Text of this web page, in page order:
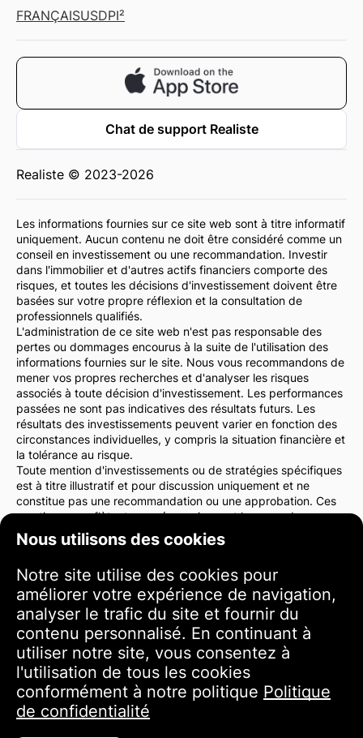
Nous utilisons des cookies
Notre site utilise des cookies pour
améliorer votre expérience de navigation,
analyser le trafic du site et fournir du
contenu personnalisé. En continuant à
utiliser notre site, vous consentez à
l'utilisation de tous les cookies
conformément à notre politique Politique
de confidentialité
FRANÇAISUSDPI²
Chat de support Realiste
Realiste © 2023-2026
Les informations fournies sur ce site web sont à titre informatif
uniquement. Aucun contenu ne doit être considéré comme un
conseil en investissement ou une recommandation. Investir
dans l'immobilier et d'autres actifs financiers comporte des
risques, et toutes les décisions d'investissement doivent être
basées sur votre propre réflexion et la consultation de
professionnels qualifiés.
L'administration de ce site web n'est pas responsable des
pertes ou dommages encourus à la suite de l'utilisation des
informations fournies sur le site. Nous vous recommandons de
mener vos propres recherches et d'analyser les risques
associés à toute décision d'investissement. Les performances
passées ne sont pas indicatives des résultats futurs. Les
résultats des investissements peuvent varier en fonction des
circonstances individuelles, y compris la situation financière et
la tolérance au risque.
Toute mention d'investissements ou de stratégies spécifiques
est à titre illustratif et pour discussion uniquement et ne
constitue pas une recommandation ou une approbation. Ces
mentions ne reflètent pas nécessairement les vues de
l'administration du site web.
Nous vous conseillons vivement de consulter un conseiller
d'investissement. Vous êtes seul responsable de vos actions
d'investissement et des risques qui y sont associés.
En utilisant ce site web, vous acceptez que l'administration du
site web ne soit pas responsable des pertes ou dommages
directs ou indirects résultant de l'utilisation des informations
fournies sur le site.
Veuillez faire preuve de prudence et de soin lorsque vous
prenez des décisions d'investissement.
Conditions d'utilisation